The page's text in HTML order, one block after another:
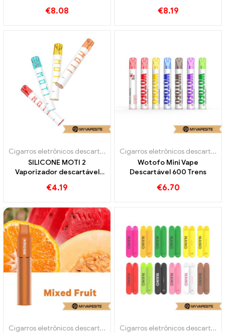
€8.08 €8.19
Cigarros eletrônicos descartáveis
SILICONE MOTI 2
Vaporizador descartável
€4.19
Cigarros eletrônicos descartáveis
Wotofo Mini Vape
Descartável 600 Trens
€6.70
Cigarros eletrônicos descartáveis
Cigarros eletrônicos descartáveis